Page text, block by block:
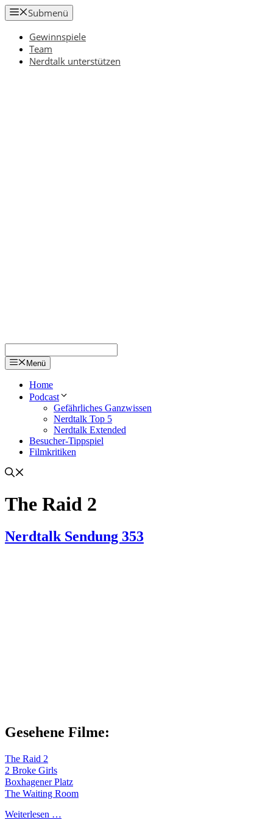
Zum
Inhalt
springen
Submenü
Gewinnspiele
Team
Nerdtalk unterstützen
Menü
Home
Podcast
Gefährliches Ganzwissen
Nerdtalk Top 5
Nerdtalk Extended
Besucher-Tippspiel
Filmkritiken
The Raid 2
Nerdtalk Sendung 353
Gesehene Filme:
The Raid 2
2 Broke Girls
Boxhagener Platz
The Waiting Room
Weiterlesen …